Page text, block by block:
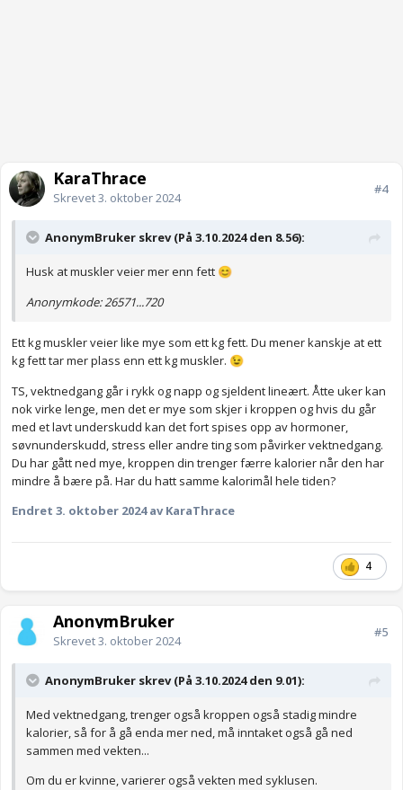
KaraThrace
Skrevet3. oktober 2024
#4
AnonymBruker skrev (På 3.10.2024 den 8.56):
Husk at muskler veier mer enn fett 😊
Anonymkode: 26571...720
Ett kg muskler veier like mye som ett kg fett. Du mener kanskje at ett
kg fett tar mer plass enn ett kg muskler. 😉
TS, vektnedgang går i rykk og napp og sjeldent lineært. Åtte uker kan
nok virke lenge, men det er mye som skjer i kroppen og hvis du går
med et lavt underskudd kan det fort spises opp av hormoner,
søvnunderskudd, stress eller andre ting som påvirker vektnedgang.
Du har gått ned mye, kroppen din trenger færre kalorier når den har
mindre å bære på. Har du hatt samme kalorimål hele tiden?
Endret 3. oktober 2024av KaraThrace
4
AnonymBruker
Skrevet3. oktober 2024
#5
AnonymBruker skrev (På 3.10.2024 den 9.01):
Med vektnedgang, trenger også kroppen også stadig mindre
kalorier, så for å gå enda mer ned, må inntaket også gå ned
sammen med vekten...
Om du er kvinne, varierer også vekten med syklusen.